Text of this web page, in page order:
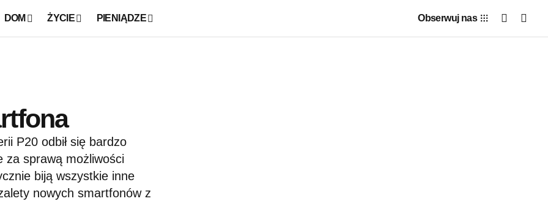
DOM ŻYCIE PIENIĄDZE Obserwuj nas
P20 odbił się bardzo
za sprawą możliwości
biją wszystkie inne
nowych smartfonów z